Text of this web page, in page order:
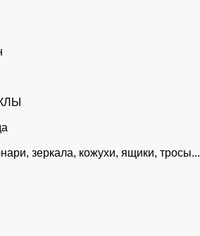
зеркала, кожухи, ящики, тросы...